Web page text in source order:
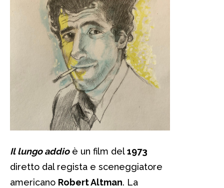
Il lungo addioè un film del1973
diretto dal regista e sceneggiatore
americano Robert Altman. La